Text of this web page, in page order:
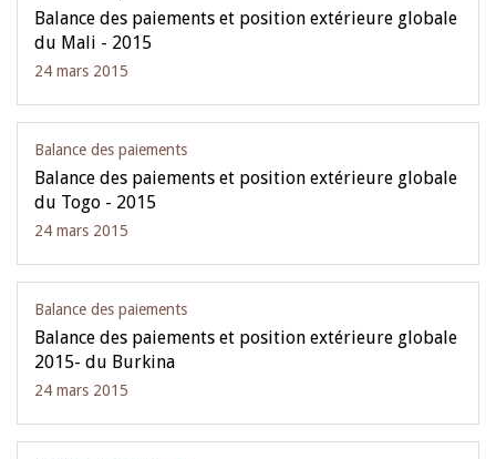
Balance des paiements et position extérieure globale
du Mali - 2015
24 mars 2015
Balance des paiements
Balance des paiements et position extérieure globale
du Togo - 2015
24 mars 2015
Balance des paiements
Balance des paiements et position extérieure globale
2015- du Burkina
24 mars 2015